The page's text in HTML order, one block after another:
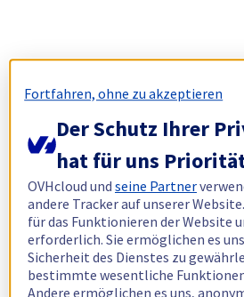
Fortfahren, ohne zu akzeptieren
Der Schutz Ihrer
hat für uns
OVHcloud undseine Partner
andere Tracker auf unserer
für das Funktionieren der Website
erforderlich. Sie ermöglichen es
Sicherheit des Dienstes zu
bestimmte wesentliche
Andere ermöglichen es uns,